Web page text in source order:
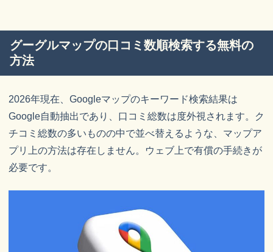
グーグルマップの口コミ数順検索する無料の
方法
2026年現在、Googleマップのキーワード検索結果は
Google自動抽出であり、口コミ総数は度外視されます。ク
チコミ総数の多いものの中で並べ替えるような、マップア
プリ上の方法は存在しません。ウェブ上で有償の手続きが
必要です。